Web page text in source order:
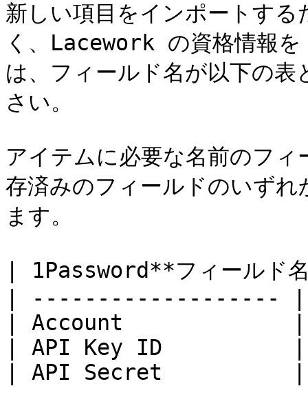
新しい項目をインポートす
く、Lacework の資格情報
は、フィールド名が以下の
さい。
アイテムに必要な名前のフ
存済みのフィールドのいず
ます。
| 1Password**フィー
| -------------------
| Account             |
| API Key ID          |
| API Secret          |